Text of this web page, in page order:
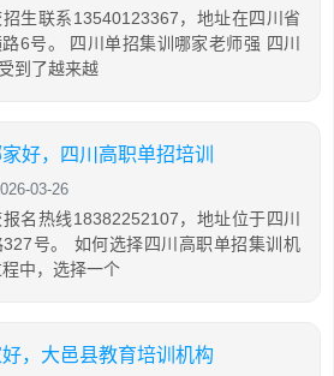
生联系13540123367，地址在四川省
6号。 四川单招集训哪家老师强 四川
到了越来越
好，四川高职单招培训
03-26
名热线18382252107，地址位于四川
号。 如何选择四川高职单招集训机
中，选择一个
，大邑县教育培训机构